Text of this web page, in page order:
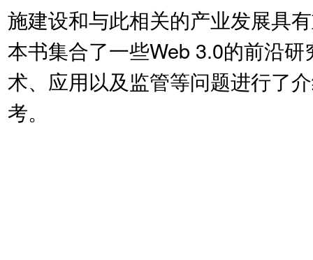
施建设和与此相关的产业发展具
本书集合了一些Web 3.0的前沿
术、应用以及监管等问题进行了
考。